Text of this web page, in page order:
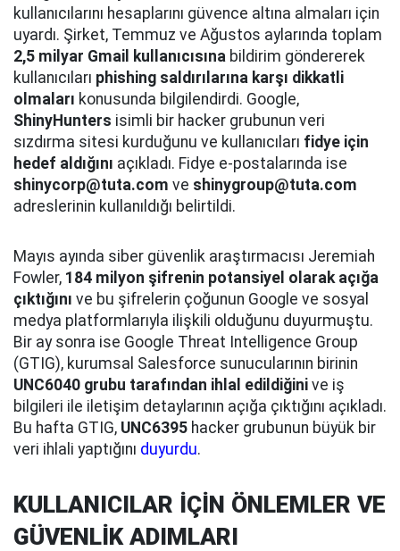
kullanıcılarını hesaplarını güvence altına almaları için
uyardı. Şirket, Temmuz ve Ağustos aylarında toplam
2,5 milyar Gmail kullanıcısına bildirim göndererek
kullanıcıları phishing saldırılarına karşı dikkatli
olmaları konusunda bilgilendirdi. Google,
ShinyHunters isimli bir hacker grubunun veri
sızdırma sitesi kurduğunu ve kullanıcıları fidye için
hedef aldığını açıkladı. Fidye e-postalarında ise
shinycorp@tuta.com ve shinygroup@tuta.com
adreslerinin kullanıldığı belirtildi.
Mayıs ayında siber güvenlik araştırmacısı Jeremiah
Fowler, 184 milyon şifrenin potansiyel olarak açığa
çıktığını ve bu şifrelerin çoğunun Google ve sosyal
medya platformlarıyla ilişkili olduğunu duyurmuştu.
Bir ay sonra ise Google Threat Intelligence Group
(GTIG), kurumsal Salesforce sunucularının birinin
UNC6040 grubu tarafından ihlal edildiğini ve iş
bilgileri ile iletişim detaylarının açığa çıktığını açıkladı.
Bu hafta GTIG, UNC6395 hacker grubunun büyük bir
veri ihlali yaptığını duyurdu.
KULLANICILAR İÇİN ÖNLEMLER VE
GÜVENLİK ADIMLARI